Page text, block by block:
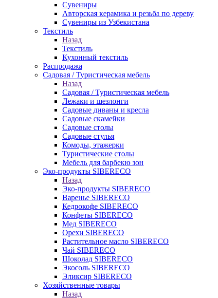
Сувениры
Авторская керамика и резьба по дереву
Сувениры из Узбекистана
Текстиль
Назад
Текстиль
Кухонный текстиль
Распродажа
Садовая / Туристическая мебель
Назад
Садовая / Туристическая мебель
Лежаки и шезлонги
Садовые диваны и кресла
Садовые скамейки
Садовые столы
Садовые стулья
Комоды, этажерки
Туристические столы
Мебель для барбекю зон
Эко-продукты SIBERECO
Назад
Эко-продукты SIBERECO
Варенье SIBERECO
Кедрокофе SIBERECO
Конфеты SIBERECO
Мед SIBERECO
Орехи SIBERECO
Растительное масло SIBERECO
Чай SIBERECO
Шоколад SIBERECO
Экосоль SIBERECO
Эликсир SIBERECO
Хозяйственные товары
Назад